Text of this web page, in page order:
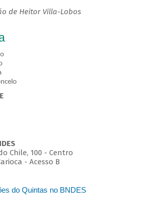
de Heitor Villa-Lobos
Chile, 100 - Centro
- Acesso B
do Quintas no BNDES